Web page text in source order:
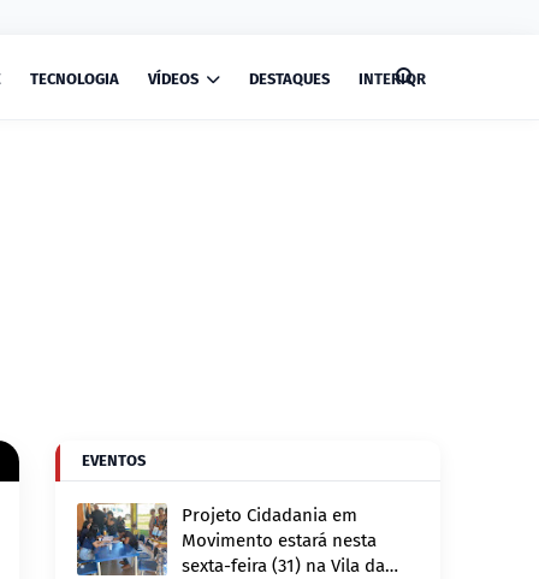
TECNOLOGIA VÍDEOS DESTAQUES INTERIOR
EVENTOS
Projeto Cidadania em
Movimento estará nesta
sexta-feira (31) na Vila da